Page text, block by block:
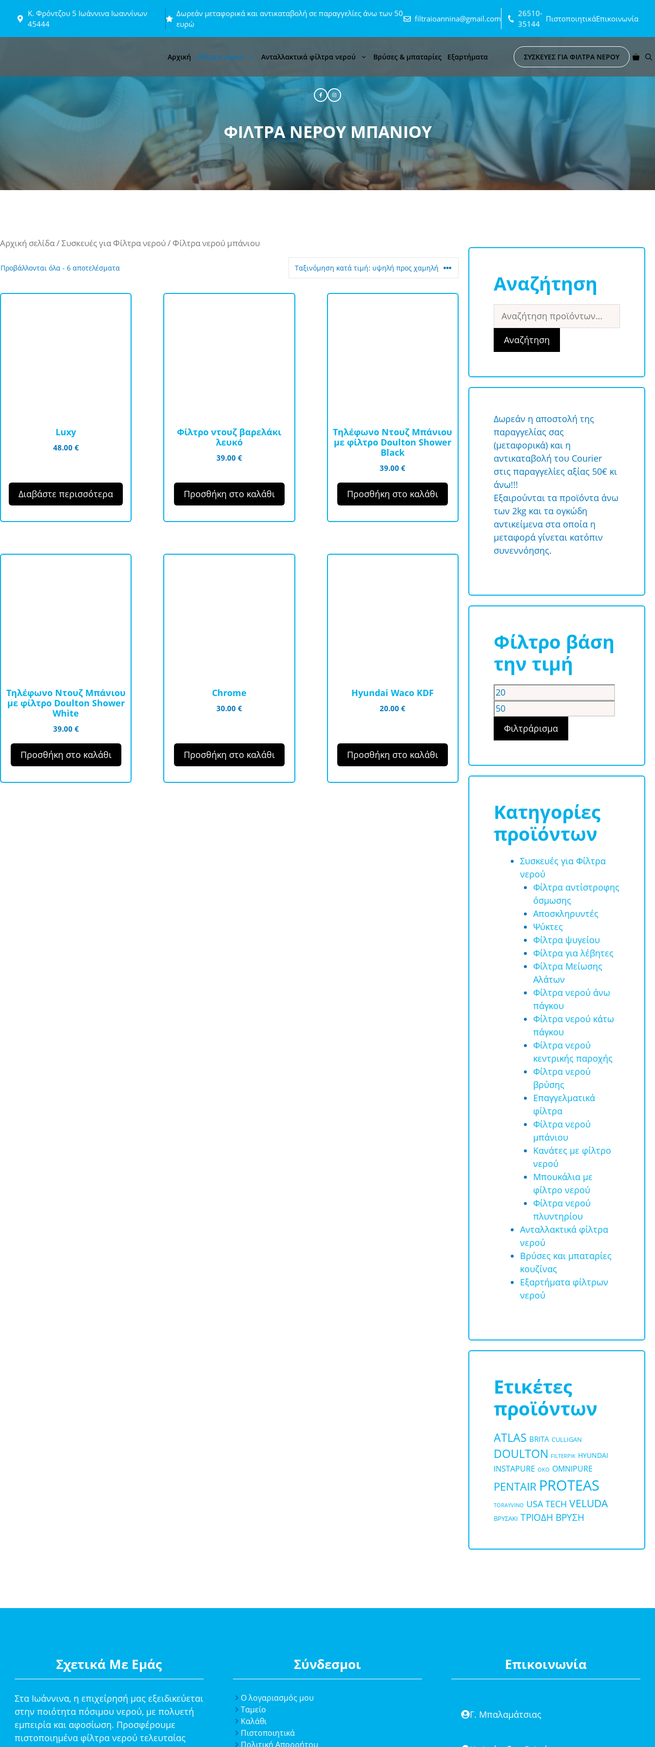
Κ. Φρόντζου 5 Ιωάννινα Ιωαννίνων
45444
Δωρεάν μεταφορικά και αντικαταβολή σε παραγγελίες άνω των 50
ευρώ
filtraioannina@gmail.com
26510-
35144
ΠιστοποιητικάΕπικοινωνία
Αρχική Φίλτρα νερού Ανταλλακτικά φίλτρα νερού Βρύσες & μπαταρίες Εξαρτήματα ΣΥΣΚΕΥΕΣ ΓΙΑ ΦΙΛΤΡΑ ΝΕΡΟΥ
ΦΊΛΤΡΑ ΝΕΡΟΎ ΜΠΆΝΙΟΥ
Αρχική σελίδα/Συσκευές για Φίλτρα νερού/ Φίλτρα νερού μπάνιου
Προβάλλονται όλα - 6 αποτελέσματα
high
Luxy
48.00 €
Διαβάστε περισσότερα
Φίλτρο ντουζ βαρελάκι
λευκό
39.00 €
Προσθήκη στο καλάθι
Τηλέφωνο Ντουζ Μπάνιου
με φίλτρο Doulton Shower
Black
39.00€
Προσθήκη στο καλάθι
Τηλέφωνο Ντουζ Μπάνιου
με φίλτρο Doulton Shower
White
39.00 €
Προσθήκη στο καλάθι
Chrome
30.00 €
Προσθήκη στο καλάθι
Hyundai Waco KDF
20.00€
Προσθήκη στο καλάθι
Αναζήτηση
Αναζήτηση
για:
Αναζήτηση
Δωρεάν η αποστολή της
παραγγελίας σας
(μεταφορικά) και η
αντικαταβολή του Courier
στις παραγγελίες αξίας 50€ κι
άνω!!!
Εξαιρούνται τα προϊόντα άνω
των 2kg και τα ογκώδη
αντικείμενα στα οποία η
μεταφορά γίνεται κατόπιν
συνεννόησης.
Φίλτρο βάση
την τιμή
Ελάχιστη
τιμή
τιμή
Φιλτράρισμα
Κατηγορίες
προϊόντων
Συσκευές για Φίλτρα
νερού
Φίλτρα αντίστροφης
όσμωσης
Αποσκληρυντές
Ψύκτες
Φίλτρα ψυγείου
Φίλτρα για λέβητες
Φίλτρα Μείωσης
Αλάτων
Φίλτρα νερού άνω
πάγκου
Φίλτρα νερού κάτω
πάγκου
Φίλτρα νερού
κεντρικής παροχής
Φίλτρα νερού
βρύσης
Επαγγελματικά
φίλτρα
Φίλτρα νερού
μπάνιου
Κανάτες με φίλτρο
νερού
Μπουκάλια με
φίλτρο νερού
Φίλτρα νερού
πλυντηρίου
Ανταλλακτικά φίλτρα
νερού
Βρύσες και μπαταρίες
κουζίνας
Εξαρτήματα φίλτρων
νερού
Ετικέτες
προϊόντων
ATLAS BRITA CULLIGAN
DOULTON FILTERPIK HYUNDAI
INSTAPURE OKO OMNIPURE
PENTAIR PROTEAS
TORAYVINO USA TECH VELUDA
ΒΡΥΣΑΚΙ ΤΡΙΟΔΗ ΒΡΥΣΗ
Σχετικά Με Εμάς
Στα Ιωάννινα, η επιχείρησή μας εξειδικεύεται
στην ποιότητα πόσιμου νερού, με πολυετή
εμπειρία και αφοσίωση. Προσφέρουμε
πιστοποιημένα φίλτρα νερού τελευταίας
Σύνδεσμοι
Ο λογαριασμός μου
Ταμείο
Καλάθι
Πιστοποιητικά
Πολιτική Απορρήτου
Επικοινωνία
Γ. Μπαλαμάτσιας